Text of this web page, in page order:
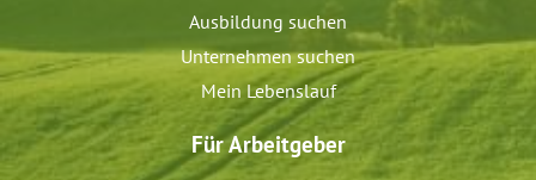
Ausbildung suchen
Unternehmen suchen
Mein Lebenslauf
Für Arbeitgeber